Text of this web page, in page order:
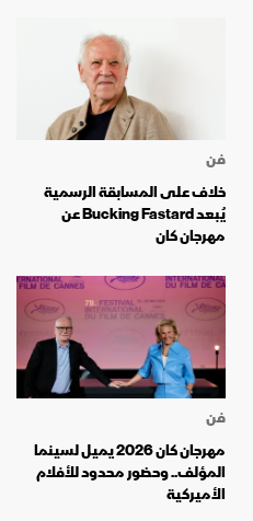
فن
خلاف على المسابقة الرسمية
يُبعد Bucking Fastard عن
مهرجان كان
فن
مهرجان كان 2026 يميل لسينما
المؤلف.. وحضور محدود للأفلام
الأميركية